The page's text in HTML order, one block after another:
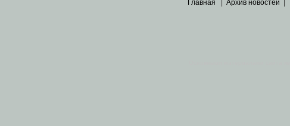
Главная Архив новостей